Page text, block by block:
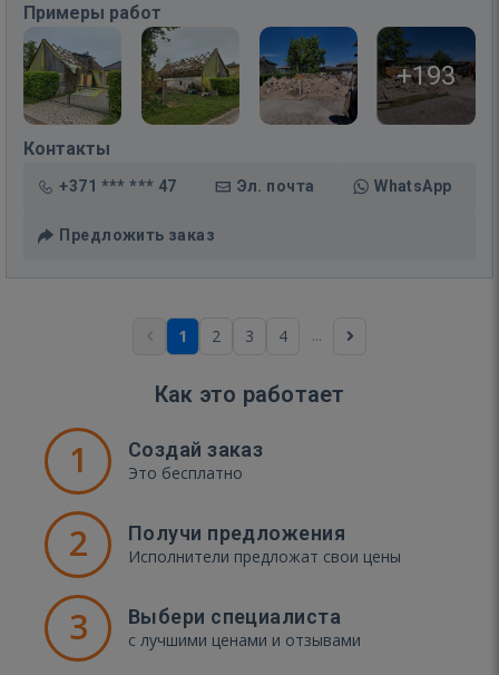
Примеры работ
+193
Контакты
+371 *** *** 47 Эл. почта WhatsApp
Предложить заказ
1 2 3 4 ...
Как это работает
1 Создай заказ
Это бесплатно
2 Получи предложения
Исполнители предложат свои цены
3 Выбери специалиста
с лучшими ценами и отзывами